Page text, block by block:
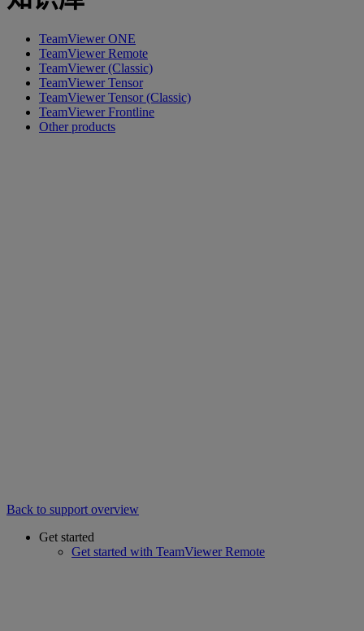
TeamViewer ONE
TeamViewer Remote
TeamViewer (Classic)
TeamViewer Tensor
TeamViewer Tensor (Classic)
TeamViewer Frontline
Other products
Back to support overview
Get started
Get started with TeamViewer Remote